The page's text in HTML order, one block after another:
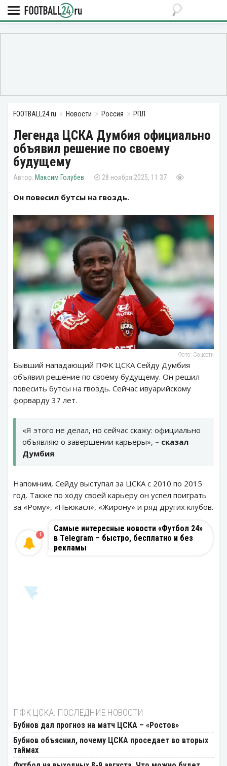
FOOTBALL24.ru Новости Россия РПЛ
Легенда ЦСКА Думбия официально
объявил решение по своему
будущему
Максим Голубев 28 ноября 2025, 11:37
Он повесил бутсы на гвоздь.
Фото: Соцсети
Бывший нападающий ПФК ЦСКА Сейду Думбия
объявил решение по своему будущему. Он решил
повесить бутсы на гвоздь. Сейчас ивуарийскому
форварду 37 лет.
«Я этого не делал, но сейчас скажу: официально
объявляю о завершении карьеры», – сказал
Думбия.
Напомним, Сейду выступал за ЦСКА с 2010 по 2015
год. Также по ходу своей карьеру он успел поиграть
за «Рому», «Ньюкасл», «Жирону» и ряд других клубов.
Самые интересные новости «Футбол 24»
в Telegram – быстро, бесплатно и без
рекламы
1
ПФК ЦСКА: ПОСЛЕДНИЕ НОВОСТИ
Бубнов дал прогноз на матч ЦСКА – «Ростов»
Бубнов объяснил, почему ЦСКА проседает во вторых
таймах